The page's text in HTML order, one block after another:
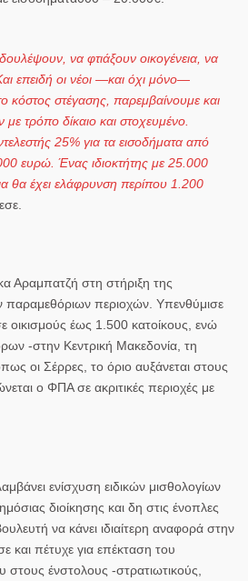
να φτιάξουν οικογένεια, να
επειδή οι νέοι —και όχι μόνο—
κόστος στέγασης, παρεμβαίνουμε και
με τρόπο δίκαιο και στοχευμένο.
25% για τα εισοδήματα από
ευρώ. Ένας ιδιοκτήτης με 25.000
θα έχει ελάφρυνση περίπου 1.200
Αραμπατζή στη στήριξη της
παραμεθόριων περιοχών . Υπενθύμισε
οικισμούς έως 1.500 κατοίκους , ενώ
-στην Κεντρική Μακεδονία, τη
οι Σέρρες , το όριο αυξάνεται στους
ο ΦΠΑ σε ακριτικές περιοχές με
ενίσχυση ειδικών μισθολογίων
διοίκησης και δη στις ένοπλες
να κάνει ιδιαίτερη αναφορά στην
και πέτυχε για επέκταση του
στους ένστολους -στρατιωτικούς,